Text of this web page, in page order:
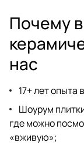
Почему
нас
17+ лет опыта
Шоурум
где можно
«вживую»;